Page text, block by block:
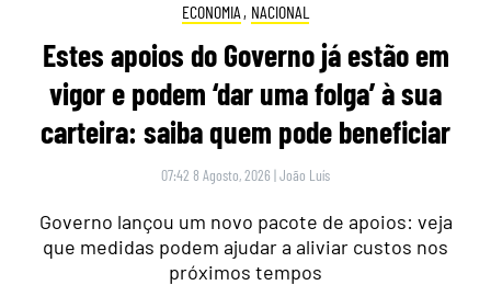
ECONOMIA , NACIONAL
Estes apoios do Governo já estão em
vigor e podem ‘dar uma folga’ à sua
carteira: saiba quem pode beneficiar
07:42 8 Agosto, 2026 |João Luís
Governo lançou um novo pacote de apoios: veja
que medidas podem ajudar a aliviar custos nos
próximos tempos